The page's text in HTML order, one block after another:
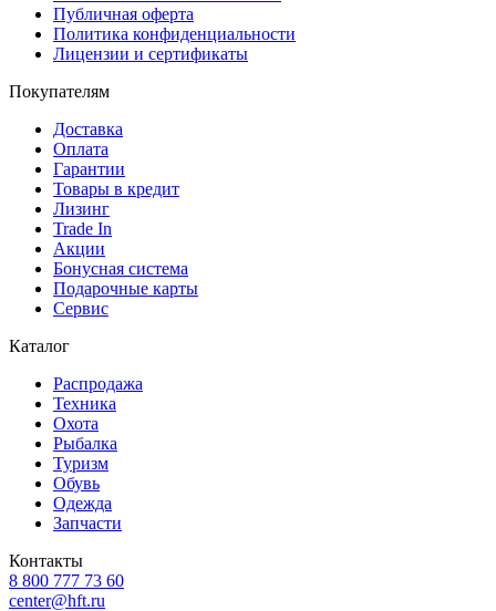
Публичная оферта
Политика конфиденциальности
Лицензии и сертификаты
Покупателям
Доставка
Оплата
Гарантии
Товары в кредит
Лизинг
Trade In
Акции
Бонусная система
Подарочные карты
Сервис
Каталог
Распродажа
Техника
Охота
Рыбалка
Туризм
Обувь
Одежда
Запчасти
Контакты
8 800 777 73 60
center@hft.ru